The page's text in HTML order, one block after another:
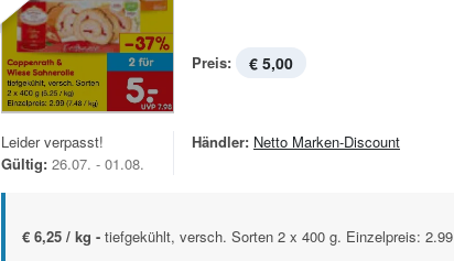
Preis: € 5,00
Leider verpasst!
Gültig: 26.07. - 01.08.
Händler: Netto Marken-Discount
€ 6,25 / kg - tiefgekühlt, versch. Sorten 2 x 400 g. Einzelpreis: 2.99